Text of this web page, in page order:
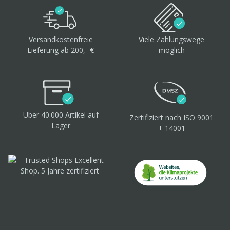
Versandkostenfreie
Lieferung ab 200,- €
Viele Zahlungswege
möglich
Über 40.000 Artikel auf
Lager
Zertifiziert nach ISO 9001
+ 14001